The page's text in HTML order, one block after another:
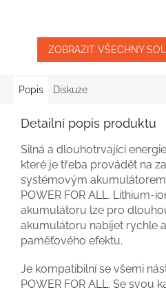
ZOBRAZIT VŠECHNY
Popis Diskuze
Detailní popis produktu
Silná a dlouhotrvající
které je třeba provádět na
systémovým
POWER FOR ALL. Lithium-
akumulátoru lze pro
akumulátoru nabíjet rychle
paměťového efektu.
Je kompatibilní se všemi
POWER FOR ALL. Se svou